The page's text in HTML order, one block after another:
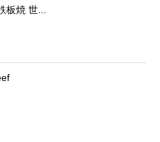
板焼 世...